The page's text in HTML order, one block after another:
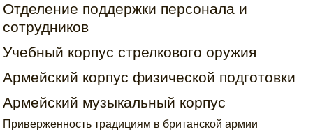
Отделение поддержки персонала и
сотрудников
Учебный корпус стрелкового оружия
Армейский корпус физической подготовки
Армейский музыкальный корпус
Приверженность традициям в британской армии